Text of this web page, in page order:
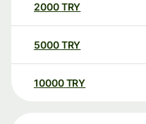
2000TRY
5000TRY
10000 TRY